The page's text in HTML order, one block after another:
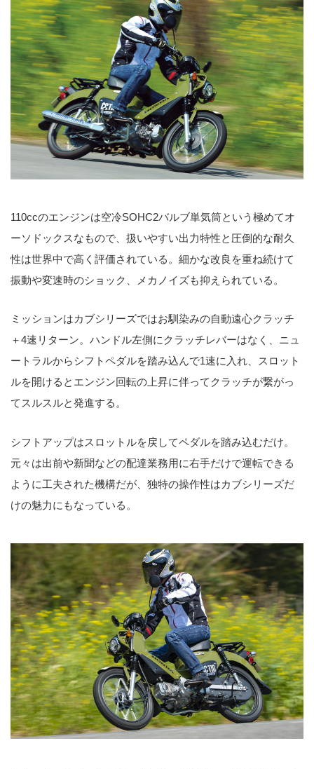
110ccのエンジンは空冷SOHC2バルブ単気筒という極めてオ
ーソドックスなもので、扱いやすい出力特性と圧倒的な耐久
性は世界中で高く評価されている。細かな改良を重ね続けて
振動や変速時のショック、メカノイズも抑えられている。
ミッションはカブシリーズではお馴染みの自動遠心クラッチ
＋4速リターン。ハンドル左側にクラッチレバーはなく、ニュ
ートラルからシフトペダルを踏み込んで1速に入れ、スロット
ルを開けるとエンジン回転の上昇に伴ってクラッチが繋がっ
てスルスルと発進する。
シフトアップはスロットルを戻してペダルを踏み込むだけ。
元々は出前や新聞などの配達業務用に右手だけで運転できる
ように工夫された機構だが、独特の操作性はカブシリーズだ
けの魅力にもなっている。